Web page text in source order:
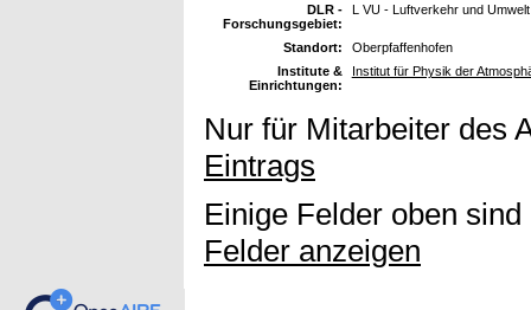
DLR -
Forschungsgebiet:
L VU - Luftverkehr und Umwelt
Standort:
Oberpfaffenhofen
Institute &
Einrichtungen:
Institut für Physik der
Nur für Mitarbeiter des
Eintrags
Einige Felder oben
Felder anzeigen